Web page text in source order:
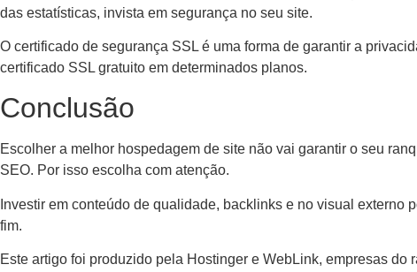
das estatísticas, invista em segurança no seu site.
O certificado de segurança SSL é uma forma de garantir a
certificado SSL gratuito em determinados planos.
Conclusão
Escolher a melhor hospedagem de site não vai garantir o seu
SEO. Por isso escolha com atenção.
Investir em conteúdo de qualidade, backlinks e no visual
fim.
Este artigo foi produzido pela Hostinger e WebLink, empresas